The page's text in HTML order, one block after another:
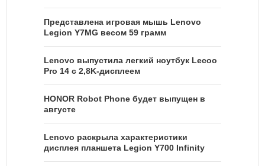
Представлена игровая мышь Lenovo
Legion Y7MG весом 59 грамм
Lenovo выпустила легкий ноутбук Lecoo
Pro 14 с 2,8K-дисплеем
HONOR Robot Phone будет выпущен в
августе
Lenovo раскрыла характеристики
дисплея планшета Legion Y700 Infinity